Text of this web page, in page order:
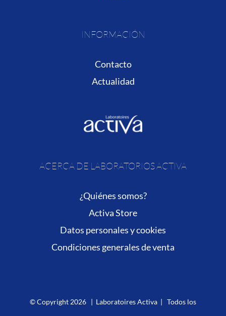
INFORMACIÓN
Contacto
Actualidad
ACERCA DE LABORATORIOS ACTIVA
¿Quiénes somos?
Activa Store
Datos personales y cookies
Condiciones generales de venta
© Copyright2026 | Laboratoires Activa | Todos los